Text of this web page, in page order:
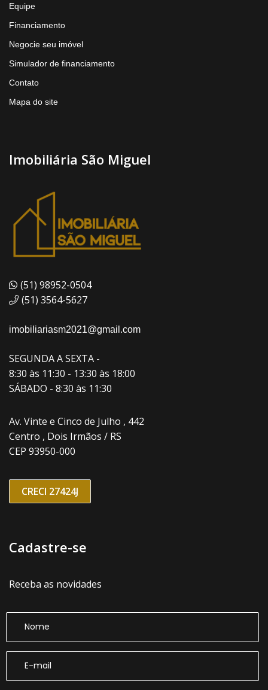
Equipe
Financiamento
Negocie seu imóvel
Simulador de financiamento
Contato
Mapa do site
Imobiliária São Miguel
(51) 98952-0504
(51) 3564-5627
imobiliariasm2021@gmail.com
SEGUNDA A SEXTA -
8:30 às 11:30 - 13:30 às 18:00
SÁBADO - 8:30 às 11:30
Av. Vinte e Cinco de Julho , 442
Centro , Dois Irmãos / RS
CEP 93950-000
CRECI 27424J
Cadastre-se
Receba as novidades